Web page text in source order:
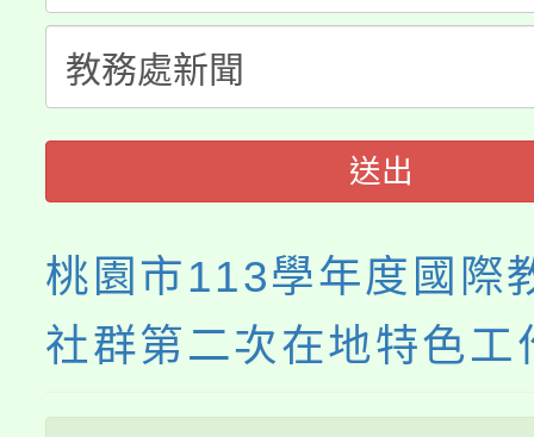
《TA101》溝通分析基
程，歡迎學生輔導中心
心理、諮商輔導、社會
送出
桃園市113學年度國際
社群第二次在地特色工